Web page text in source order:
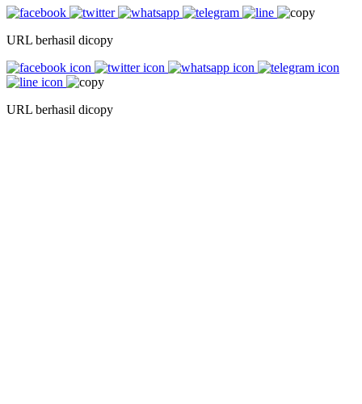
URL berhasil dicopy
URL berhasil dicopy